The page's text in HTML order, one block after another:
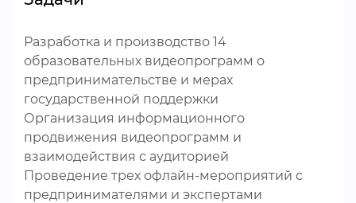
Разработка и производство 14
образовательных видеопрограмм о
предпринимательстве и мерах
государственной поддержки
Организация информационного
продвижения видеопрограмм и
взаимодействия с аудиторией
Проведение трех офлайн-мероприятий с
предпринимателями и экспертами